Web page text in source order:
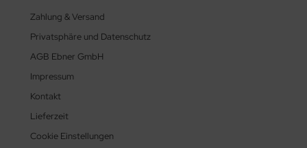
Zahlung & Versand
Privatsphäre und Datenschutz
AGB Ebner GmbH
Impressum
Kontakt
Lieferzeit
Cookie Einstellungen